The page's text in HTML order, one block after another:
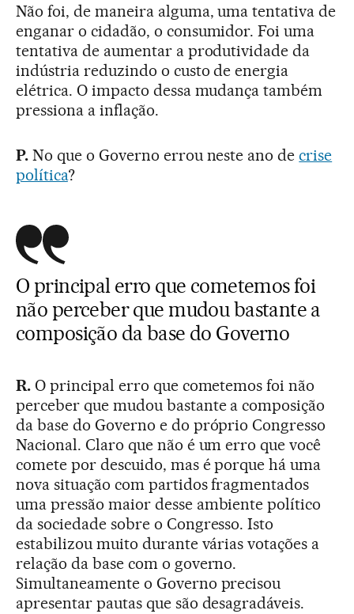
Não foi, de maneira alguma, uma tentativa de
enganar o cidadão, o consumidor. Foi uma
tentativa de aumentar a produtividade da
indústria reduzindo o custo de energia
elétrica. O impacto dessa mudança também
pressiona a inflação.
P.No que o Governo errou neste ano decrise
política?
O principal erro que cometemos foi
não perceber que mudou bastante a
composição da base do Governo
R.O principal erro que cometemos foi não
perceber que mudou bastante a composição
da base do Governo e do próprio Congresso
Nacional. Claro que não é um erro que você
comete por descuido, mas é porque há uma
nova situação com partidos fragmentados
uma pressão maior desse ambiente político
da sociedade sobre o Congresso. Isto
estabilizou muito durante várias votações a
relação da base com o governo.
Simultaneamente o Governo precisou
apresentar pautas que são desagradáveis.